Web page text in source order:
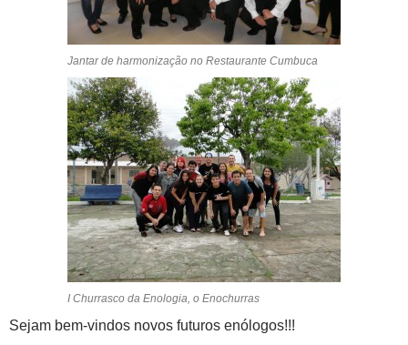
Jantar de harmonização no Restaurante Cumbuca
I Churrasco da Enologia, o Enochurras
Sejam bem-vindos novos futuros enólogos!!!